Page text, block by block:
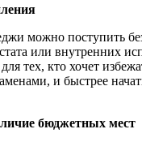
можно поступить
или внутренних
тех, кто хочет
и быстрее
бюджетных мест